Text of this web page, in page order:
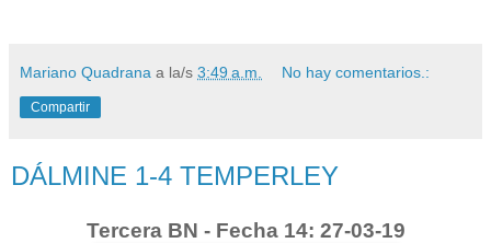
Mariano Quadrana a la/s 3:49 a.m. No hay comentarios.:
Compartir
DÁLMINE 1-4 TEMPERLEY
Tercera BN - Fecha 14: 27-03-19